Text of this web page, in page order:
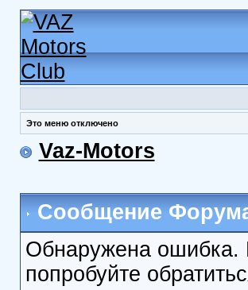
Это меню отключено
Vaz-Motors
Сообщение
Обнаружена ошибка.
попробуйте